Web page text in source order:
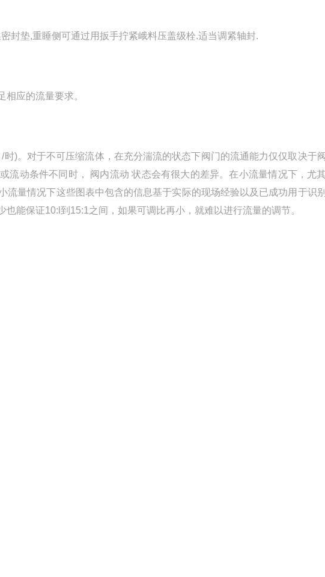
封垫,重睡侧可通过用扳手拧紧峨料压盖级栓.适当调紧轴封.
应的流量要求。
)。对于不可压缩流体，在充分湍流的状态下阀门的流通能力仅仅取决于
流动条件不同时， 阀内流动 状态会有很大的差异。在小流量情况下，尤
流量情况下这些图表中包含的信息基于实际的现场经验以及已成功用于识
能保证10:l到15:1之间，如果可调比再小，就难以进行流量的调节。